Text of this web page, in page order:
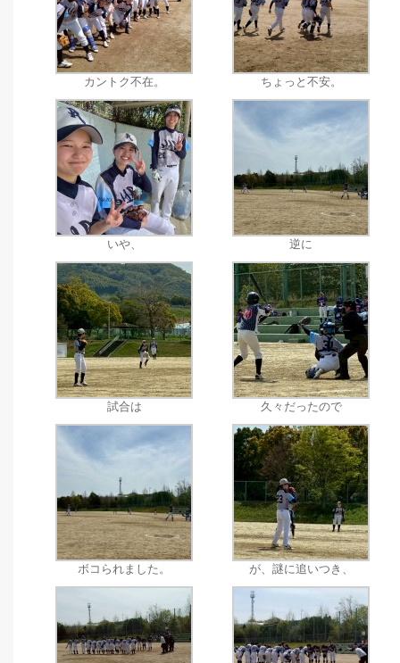
カントク不在。 ちょっと不安。
いや、 逆に
試合は 久々だったので
ボコられました。 が、謎に追いつき、